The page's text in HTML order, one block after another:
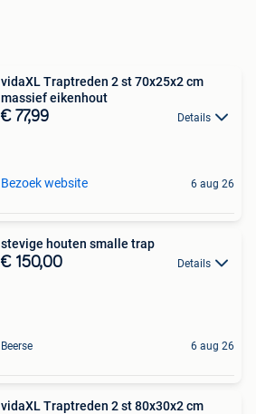
vidaXL Traptreden 2 st 70x25x2 cm
massief eikenhout
€ 77,99 Details
Bezoek website 6 aug 26
stevige houten smalle trap
€ 150,00 Details
Beerse 6 aug 26
vidaXL Traptreden 2 st 80x30x2 cm